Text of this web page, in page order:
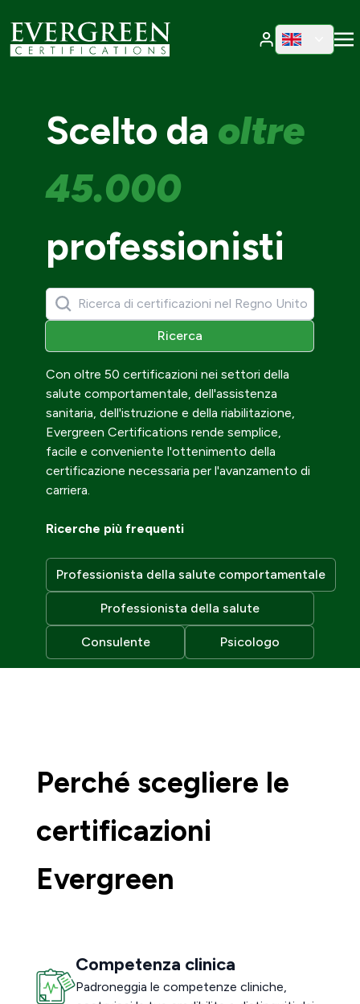
Cambia
Scelto da oltre
45.000
professionisti
Ricerca
Ricerca
Con oltre 50 certificazioni nei settori della
salute comportamentale, dell'assistenza
sanitaria, dell'istruzione e della riabilitazione,
Evergreen Certifications rende semplice,
facile e conveniente l'ottenimento della
certificazione necessaria per l'avanzamento di
carriera.
Ricerche più frequenti
Professionista della salute comportamentale
Professionista della salute
Consulente Psicologo
Perché scegliere le
certificazioni
Evergreen
Competenza clinica
Padroneggia le competenze cliniche,